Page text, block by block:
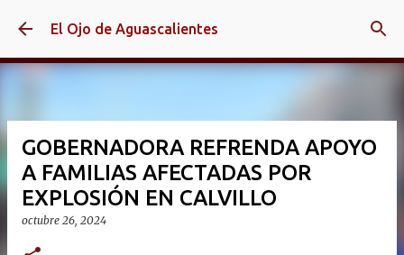
Ir al contenido principal
El Ojo de Aguascalientes
GOBERNADORA REFRENDA APOYO
A FAMILIAS AFECTADAS POR
EXPLOSIÓN EN CALVILLO
octubre 26, 2024